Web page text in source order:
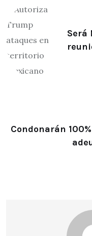
Será
Condonarán